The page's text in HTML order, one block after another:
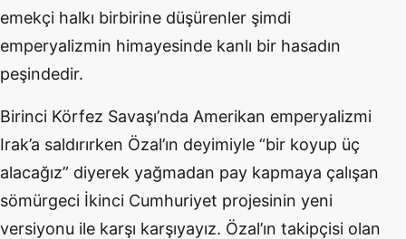
emekçi halkı birbirine düşürenler şimdi
emperyalizmin himayesinde kanlı bir hasadın
peşindedir.
Birinci Körfez Savaşı’nda Amerikan emperyalizmi
Irak’a saldırırken Özal’ın deyimiyle “bir koyup üç
alacağız” diyerek yağmadan pay kapmaya çalışan
sömürgeci İkinci Cumhuriyet projesinin yeni
versiyonu ile karşı karşıyayız. Özal’ın takipçisi olan